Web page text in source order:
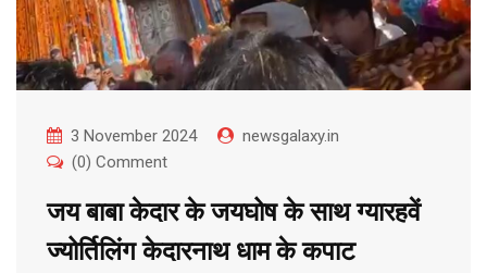
3 November 2024
newsgalaxy.in
(0) Comment
जय बाबा केदार के जयघोष के साथ ग्यारहवें
ज्योर्तिलिंग केदारनाथ धाम के कपाट